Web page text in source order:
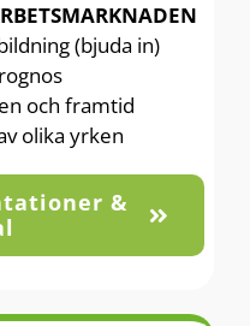
(bjuda in)
och framtid
olika yrken
&